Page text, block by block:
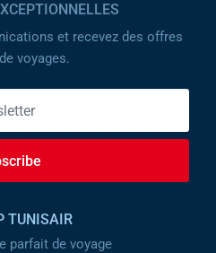
et recevez des offres
voyages.
TUNISAIR
parfait de voyage